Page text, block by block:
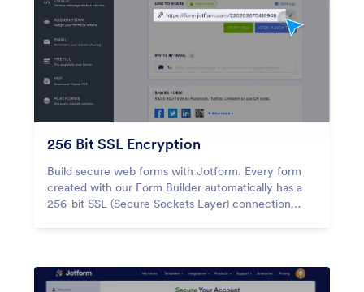
256 Bit SSL Encryption
Build secure web forms with Jotform. Every form
created with our Form Builder automatically has a
256-bit SSL (Secure Sockets Layer) connection